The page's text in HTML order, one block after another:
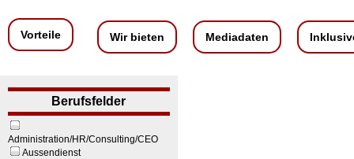
Vorteile Wir bieten Mediadaten
Berufsfelder
Administration/HR/Consulting/CEO
Aussendienst